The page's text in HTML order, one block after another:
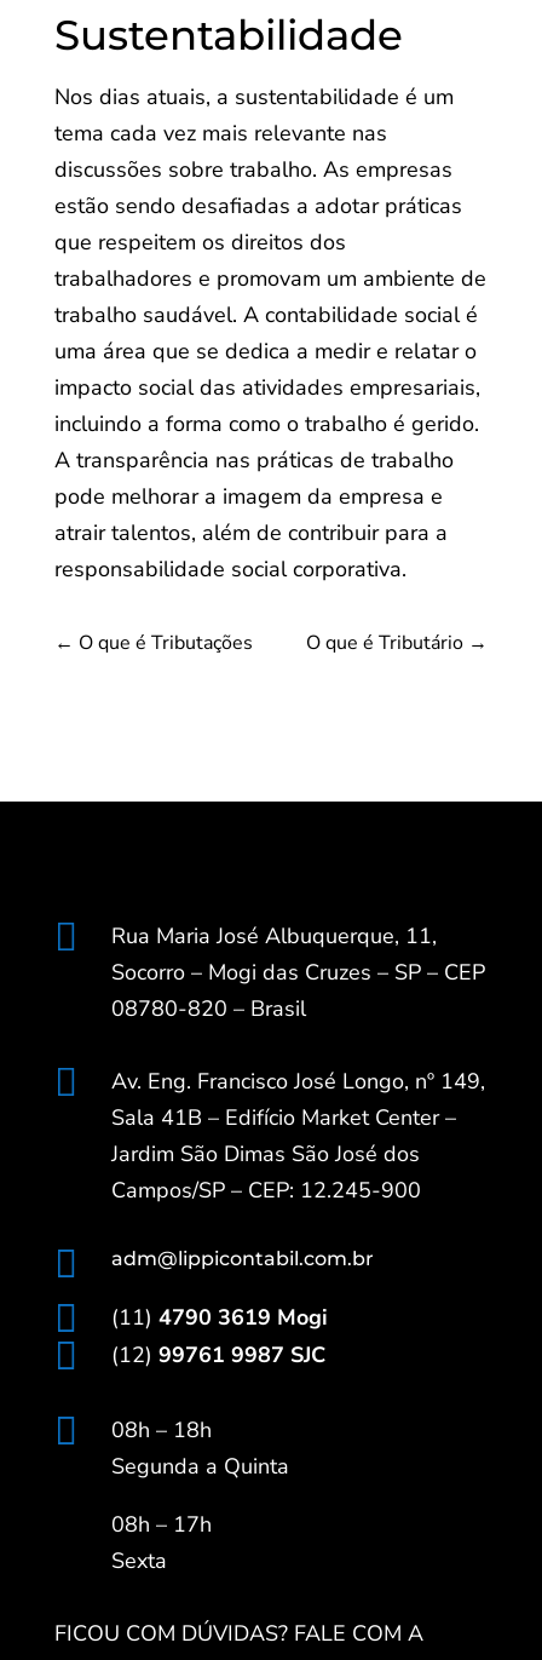
Sustentabilidade
Nos dias atuais, a sustentabilidade é um
tema cada vez mais relevante nas
discussões sobre trabalho. As empresas
estão sendo desafiadas a adotar práticas
que respeitem os direitos dos
trabalhadores e promovam um ambiente de
trabalho saudável. A contabilidade social é
uma área que se dedica a medir e relatar o
impacto social das atividades empresariais,
incluindo a forma como o trabalho é gerido.
A transparência nas práticas de trabalho
pode melhorar a imagem da empresa e
atrair talentos, além de contribuir para a
responsabilidade social corporativa.
← O que é Tributações O que é Tributário →

Rua Maria José Albuquerque, 11,
Socorro – Mogi das Cruzes – SP – CEP
08780-820 – Brasil

Av. Eng. Francisco José Longo, nº 149,
Sala 41B – Edifício Market Center –
Jardim São Dimas São José dos
Campos/SP – CEP: 12.245-900
 adm@lippicontabil.com.br
 (11) 4790 3619 Mogi
 (12) 99761 9987 SJC

08h – 18h
Segunda a Quinta
08h – 17h
Sexta
FICOU COM DÚVIDAS? FALE COM A